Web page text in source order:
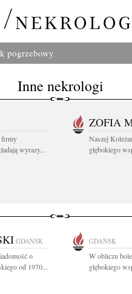
pogrzebowy
Inne nekrologi
firmy
wyrazy...
ZOFIA
Naszej
głębokiego
GDAŃSK
o
od 1970...
GDAŃSK
W obliczu
głębokiego